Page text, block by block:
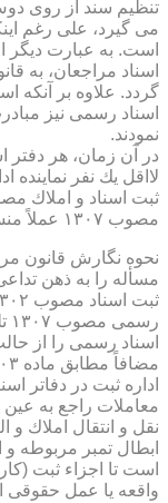
تنظیم سند از روی
می گیرد، علی رغم
است. به عبارت دیگر
گردد. علاوه بر آنكه
اسناد رسمی نیز
نمودند.
در آن زمان، هر
لااقل یك نفر نماینده
مصوب ۱۳۰۷ عملاً منسوخ می گردد .
مسأله را به ذهن
اسناد رسمی را از
اداره ثبت در دفاتر
معاملات راجع به عین
نقل و انتقال املاك و
ابطال تمبر مربوطه
است تا اجزاء ثبت
واقعه یا عمل حقوقی